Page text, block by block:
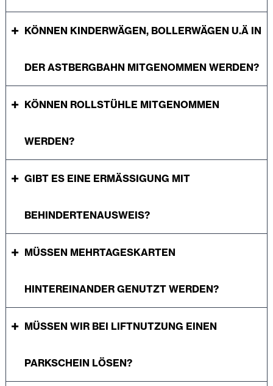
KÖNNEN KINDERWÄGEN, BOLLERWÄGEN U.Ä IN
DER ASTBERGBAHN MITGENOMMEN WERDEN?
KÖNNEN ROLLSTÜHLE MITGENOMMEN
WERDEN?
GIBT ES EINE ERMÄSSIGUNG MIT B
EHINDERTENAUSWEIS?
MÜSSEN MEHRTAGESKARTEN
HINTEREINANDER GENUTZT WERDEN?
MÜSSEN WIR BEI LIFTNUTZUNG EINEN
PARKSCHEIN LÖSEN?